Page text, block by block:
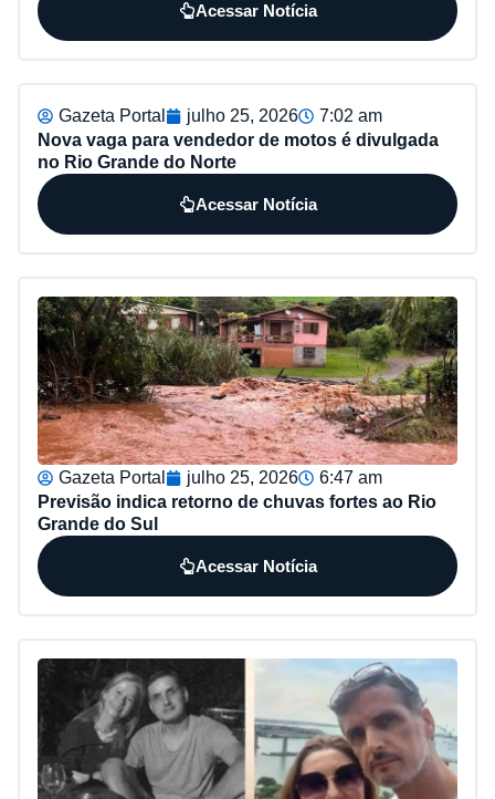
Acessar Notícia
Gazeta Portal julho 25, 2026
7:02 am
Nova vaga para vendedor de motos é divulgada
no Rio Grande do Norte
Acessar Notícia
Gazeta Portal julho 25, 2026
6:47 am
Previsão indica retorno de chuvas fortes ao Rio
Grande do Sul
Acessar Notícia